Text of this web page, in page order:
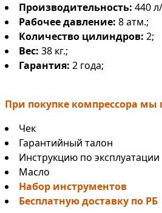
Производительность: 440
Рабочее давление: 8 атм.;
Количество цилиндров: 2;
Вес: 38 кг.;
Гарантия: 2 года;
При покупке компрессора мы
Чек
Гарантийный талон
Инструкцию по эксплуатации
Масло
Набор инструментов
Бесплатную доставку по РБ